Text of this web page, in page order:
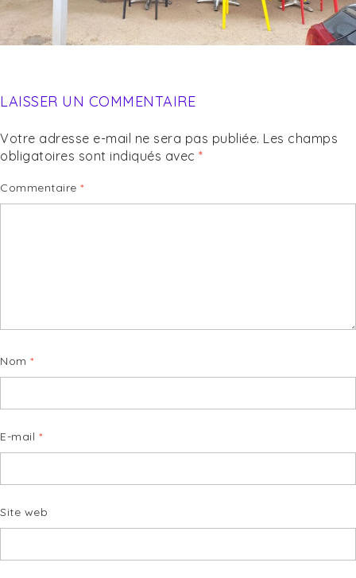
LAISSER UN COMMENTAIRE
Votre adresse e-mail ne sera pas publiée. Les champs
obligatoires sont indiqués avec *
Commentaire *
Nom *
E-mail *
Site web